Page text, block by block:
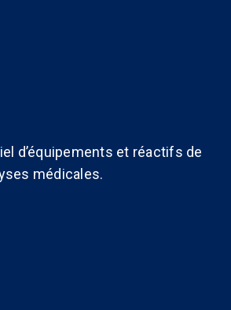
d’équipements et réactifs de
médicales.